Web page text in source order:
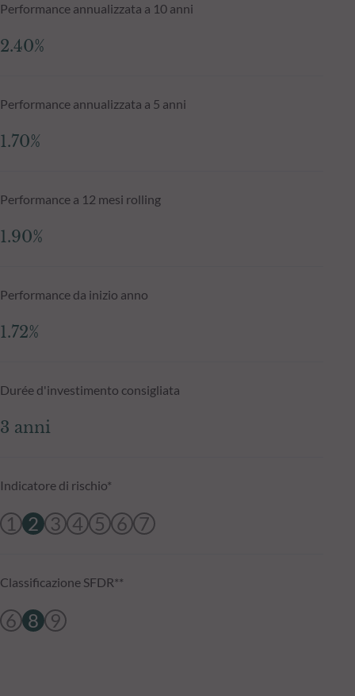
Performance annualizzata a 10 anni
2.40%
Performance annualizzata a 5 anni
1.70%
Performance a 12 mesi rolling
1.90%
Performance da inizio anno
1.72%
Durée d'investimento consigliata
3 anni
Indicatore di rischio*
1 2 3 4 5 6 7
Classificazione SFDR**
6 8 9